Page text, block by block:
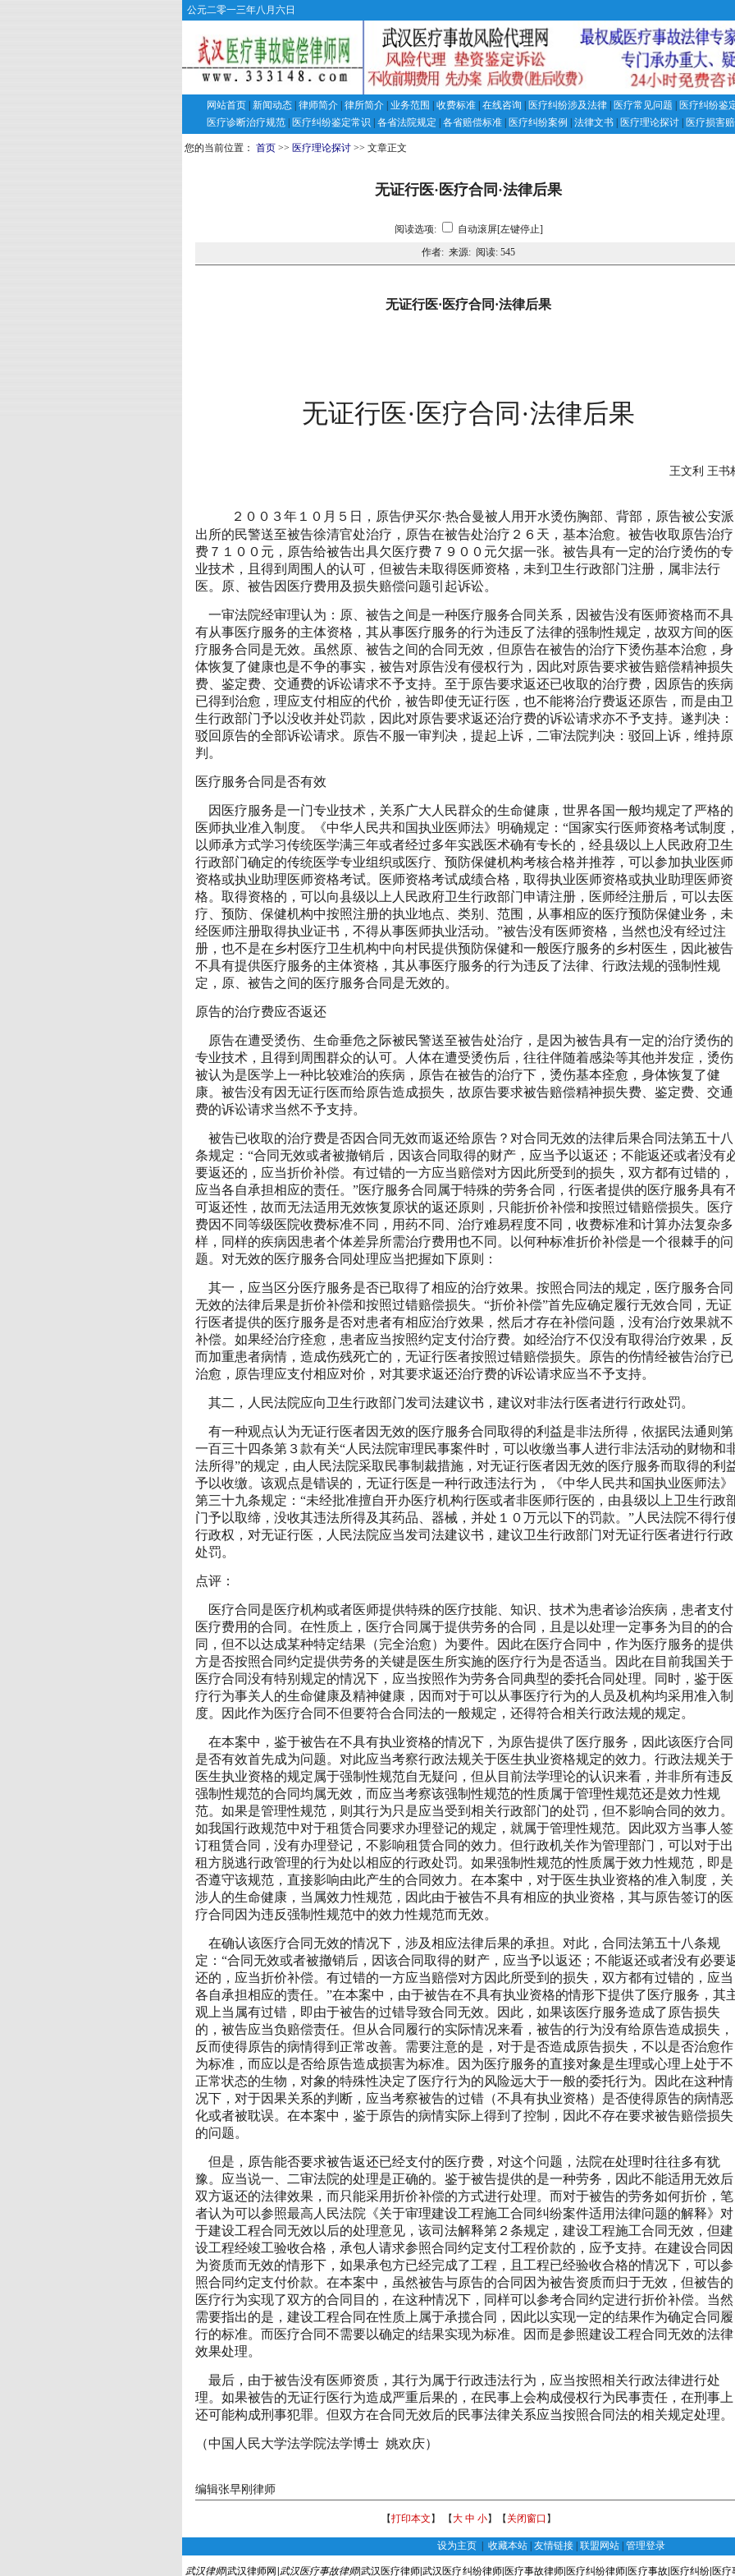
公元二零一三年八月六日
网站首页 新闻动态 律师简介 律所简介 业务范围 收费标准 在线咨询 医疗纠纷涉及法律 医疗常见问题
医疗纠纷鉴
医疗诊断治疗规范
医疗纠纷鉴定常识 各省法院规定 各省赔偿标准 医疗纠纷案例 法律文书 医疗理论探讨 医疗损害
您的当前位置： 首页 >> 医疗理论探讨 >> 文章正文
无证行医·医疗合同·法律后果
阅读选项:
自动滚屏[左键停止]
作者: 来源: 阅读: 545
无证行医·医疗合同·法律后果
无证行医·医疗合同·法律后果
王文利 王书
２００３年１０月５日，原告伊买尔·热合曼被人用开水烫伤胸部、背部，原告被公安派
出所的民警送至被告徐清官处治疗，原告在被告处治疗２６天，基本治愈。被告收取原告治疗
费７１００元，原告给被告出具欠医疗费７９００元欠据一张。被告具有一定的治疗烫伤的专
业技术，且得到周围人的认可，但被告未取得医师资格，未到卫生行政部门注册，属非法行
医。原、被告因医疗费用及损失赔偿问题引起诉讼。
一审法院经审理认为：原、被告之间是一种医疗服务合同关系，因被告没有医师资格而不具
有从事医疗服务的主体资格，其从事医疗服务的行为违反了法律的强制性规定，故双方间的医
疗服务合同是无效。虽然原、被告之间的合同无效，但原告在被告的治疗下烫伤基本治愈，身
体恢复了健康也是不争的事实，被告对原告没有侵权行为，因此对原告要求被告赔偿精神损失
费、鉴定费、交通费的诉讼请求不予支持。至于原告要求返还已收取的治疗费，因原告的疾病
已得到治愈，理应支付相应的代价，被告即使无证行医，也不能将治疗费返还原告，而是由卫
生行政部门予以没收并处罚款，因此对原告要求返还治疗费的诉讼请求亦不予支持。遂判决：
驳回原告的全部诉讼请求。原告不服一审判决，提起上诉，二审法院判决：驳回上诉，维持原
判。
医疗服务合同是否有效
因医疗服务是一门专业技术，关系广大人民群众的生命健康，世界各国一般均规定了严格的
医师执业准入制度。《中华人民共和国执业医师法》明确规定：“国家实行医师资格考试制度
以师承方式学习传统医学满三年或者经过多年实践医术确有专长的，经县级以上人民政府卫生
行政部门确定的传统医学专业组织或医疗、预防保健机构考核合格并推荐，可以参加执业医师
资格或执业助理医师资格考试。医师资格考试成绩合格，取得执业医师资格或执业助理医师资
格。取得资格的，可以向县级以上人民政府卫生行政部门申请注册，医师经注册后，可以去医
疗、预防、保健机构中按照注册的执业地点、类别、范围，从事相应的医疗预防保健业务，未
经医师注册取得执业证书，不得从事医师执业活动。”被告没有医师资格，当然也没有经过注
册，也不是在乡村医疗卫生机构中向村民提供预防保健和一般医疗服务的乡村医生，因此被告
不具有提供医疗服务的主体资格，其从事医疗服务的行为违反了法律、行政法规的强制性规
定，原、被告之间的医疗服务合同是无效的。
原告的治疗费应否返还
原告在遭受烫伤、生命垂危之际被民警送至被告处治疗，是因为被告具有一定的治疗烫伤的
专业技术，且得到周围群众的认可。人体在遭受烫伤后，往往伴随着感染等其他并发症，烫伤
被认为是医学上一种比较难治的疾病，原告在被告的治疗下，烫伤基本痊愈，身体恢复了健
康。被告没有因无证行医而给原告造成损失，故原告要求被告赔偿精神损失费、鉴定费、交通
费的诉讼请求当然不予支持。
被告已收取的治疗费是否因合同无效而返还给原告？对合同无效的法律后果合同法第五十八
条规定：“合同无效或者被撤销后，因该合同取得的财产，应当予以返还；不能返还或者没有
要返还的，应当折价补偿。有过错的一方应当赔偿对方因此所受到的损失，双方都有过错的，
应当各自承担相应的责任。”医疗服务合同属于特殊的劳务合同，行医者提供的医疗服务具有
可返还性，故而无法适用无效恢复原状的返还原则，只能折价补偿和按照过错赔偿损失。医疗
费因不同等级医院收费标准不同，用药不同、治疗难易程度不同，收费标准和计算办法复杂多
样，同样的疾病因患者个体差异所需治疗费用也不同。以何种标准折价补偿是一个很棘手的问
题。对无效的医疗服务合同处理应当把握如下原则：
其一，应当区分医疗服务是否已取得了相应的治疗效果。按照合同法的规定，医疗服务合同
无效的法律后果是折价补偿和按照过错赔偿损失。“折价补偿”首先应确定履行无效合同，无证
行医者提供的医疗服务是否对患者有相应治疗效果，然后才存在补偿问题，没有治疗效果就不
补偿。如果经治疗痊愈，患者应当按照约定支付治疗费。如经治疗不仅没有取得治疗效果，反
而加重患者病情，造成伤残死亡的，无证行医者按照过错赔偿损失。原告的伤情经被告治疗已
治愈，原告理应支付相应对价，对其要求返还治疗费的诉讼请求应当不予支持。
其二，人民法院应向卫生行政部门发司法建议书，建议对非法行医者进行行政处罚。
有一种观点认为无证行医者因无效的医疗服务合同取得的利益是非法所得，依据民法通则第
一百三十四条第３款有关“人民法院审理民事案件时，可以收缴当事人进行非法活动的财物和
法所得”的规定，由人民法院采取民事制裁措施，对无证行医者因无效的医疗服务而取得的利
予以收缴。该观点是错误的，无证行医是一种行政违法行为，《中华人民共和国执业医师法》
第三十九条规定：“未经批准擅自开办医疗机构行医或者非医师行医的，由县级以上卫生行政
门予以取缔，没收其违法所得及其药品、器械，并处１０万元以下的罚款。”人民法院不得行
行政权，对无证行医，人民法院应当发司法建议书，建议卫生行政部门对无证行医者进行行政
处罚。
点评：
医疗合同是医疗机构或者医师提供特殊的医疗技能、知识、技术为患者诊治疾病，患者支付
医疗费用的合同。在性质上，医疗合同属于提供劳务的合同，且是以处理一定事务为目的的合
同，但不以达成某种特定结果（完全治愈）为要件。因此在医疗合同中，作为医疗服务的提供
方是否按照合同约定提供劳务的关键是医生所实施的医疗行为是否适当。因此在目前我国关于
医疗合同没有特别规定的情况下，应当按照作为劳务合同典型的委托合同处理。同时，鉴于医
疗行为事关人的生命健康及精神健康，因而对于可以从事医疗行为的人员及机构均采用准入制
度。因此作为医疗合同不但要符合合同法的一般规定，还得符合相关行政法规的规定。
在本案中，鉴于被告在不具有执业资格的情况下，为原告提供了医疗服务，因此该医疗合同
是否有效首先成为问题。对此应当考察行政法规关于医生执业资格规定的效力。行政法规关于
医生执业资格的规定属于强制性规范自无疑问，但从目前法学理论的认识来看，并非所有违反
强制性规范的合同均属无效，而应当考察该强制性规范的性质属于管理性规范还是效力性规
范。如果是管理性规范，则其行为只是应当受到相关行政部门的处罚，但不影响合同的效力。
如我国行政规范中对于租赁合同要求办理登记的规定，就属于管理性规范。因此双方当事人签
订租赁合同，没有办理登记，不影响租赁合同的效力。但行政机关作为管理部门，可以对于出
租方脱逃行政管理的行为处以相应的行政处罚。如果强制性规范的性质属于效力性规范，即是
否遵守该规范，直接影响由此产生的合同效力。在本案中，对于医生执业资格的准入制度，关
涉人的生命健康，当属效力性规范，因此由于被告不具有相应的执业资格，其与原告签订的医
疗合同因为违反强制性规范中的效力性规范而无效。
在确认该医疗合同无效的情况下，涉及相应法律后果的承担。对此，合同法第五十八条规
定：“合同无效或者被撤销后，因该合同取得的财产，应当予以返还；不能返还或者没有必要
还的，应当折价补偿。有过错的一方应当赔偿对方因此所受到的损失，双方都有过错的，应当
各自承担相应的责任。”在本案中，由于被告在不具有执业资格的情形下提供了医疗服务，其
观上当属有过错，即由于被告的过错导致合同无效。因此，如果该医疗服务造成了原告损失
的，被告应当负赔偿责任。但从合同履行的实际情况来看，被告的行为没有给原告造成损失，
反而使得原告的病情得到正常改善。需要注意的是，对于是否造成原告损失，不以是否治愈作
为标准，而应以是否给原告造成损害为标准。因为医疗服务的直接对象是生理或心理上处于不
正常状态的生物，对象的特殊性决定了医疗行为的风险远大于一般的委托行为。因此在这种情
况下，对于因果关系的判断，应当考察被告的过错（不具有执业资格）是否使得原告的病情恶
化或者被耽误。在本案中，鉴于原告的病情实际上得到了控制，因此不存在要求被告赔偿损失
的问题。
但是，原告能否要求被告返还已经支付的医疗费，对这个问题，法院在处理时往往多有犹
豫。应当说一、二审法院的处理是正确的。鉴于被告提供的是一种劳务，因此不能适用无效后
双方返还的法律效果，而只能采用折价补偿的方式进行处理。而对于被告的劳务如何折价，笔
者认为可以参照最高人民法院《关于审理建设工程施工合同纠纷案件适用法律问题的解释》对
于建设工程合同无效以后的处理意见，该司法解释第２条规定，建设工程施工合同无效，但建
设工程经竣工验收合格，承包人请求参照合同约定支付工程价款的，应予支持。在建设合同因
为资质而无效的情形下，如果承包方已经完成了工程，且工程已经验收合格的情况下，可以参
照合同约定支付价款。在本案中，虽然被告与原告的合同因为被告资质而归于无效，但被告的
医疗行为实现了双方的合同目的，在这种情况下，同样可以参考合同约定进行折价补偿。当然
需要指出的是，建设工程合同在性质上属于承揽合同，因此以实现一定的结果作为确定合同履
行的标准。而医疗合同不需要以确定的结果实现为标准。因而是参照建设工程合同无效的法律
效果处理。
最后，由于被告没有医师资质，其行为属于行政违法行为，应当按照相关行政法律进行处
理。如果被告的无证行医行为造成严重后果的，在民事上会构成侵权行为民事责任，在刑事上
还可能构成刑事犯罪。但双方在合同无效后的民事法律关系应当按照合同法的相关规定处理。
（中国人民大学法学院法学博士 姚欢庆）
编辑张早刚律师
【打印本文 】 【大 中 小】【 关闭窗口 】
设为主页 收藏本站 友情链接 联盟网站 管理登录
武汉律师|武汉律师网 武汉医疗事故律师|武汉医疗律师 |武汉医疗纠纷律师| 医疗事故律师 医疗纠纷律师 医疗事故| 医疗纠纷| 医疗